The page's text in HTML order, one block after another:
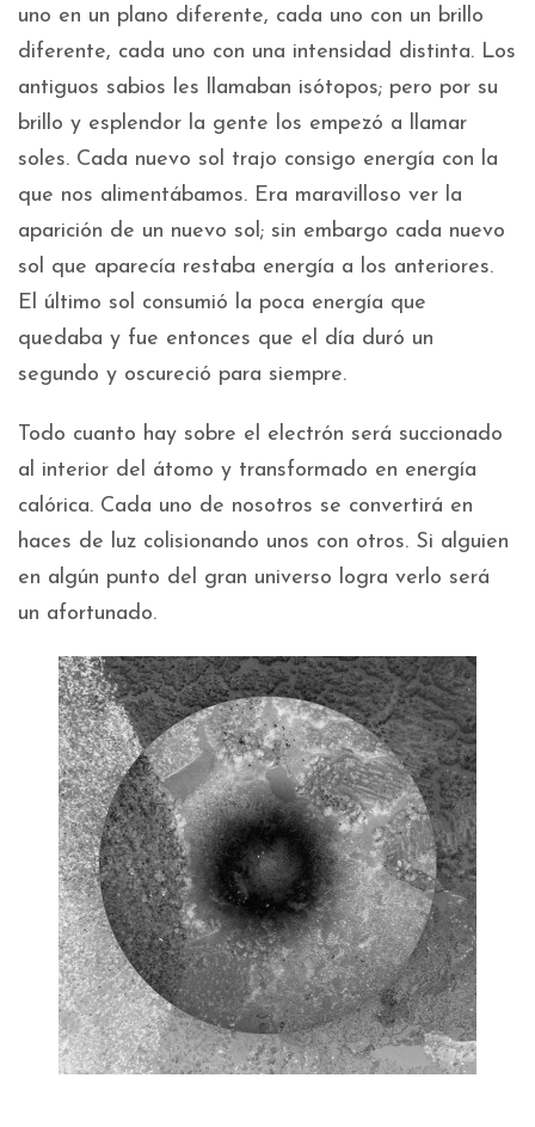
uno en un plano diferente, cada uno con un brillo
diferente, cada uno con una intensidad distinta. Los
antiguos sabios les llamaban isótopos; pero por su
brillo y esplendor la gente los empezó a llamar
soles. Cada nuevo sol trajo consigo energía con la
que nos alimentábamos. Era maravilloso ver la
aparición de un nuevo sol; sin embargo cada nuevo
sol que aparecía restaba energía a los anteriores.
El último sol consumió la poca energía que
quedaba y fue entonces que el día duró un
segundo y oscureció para siempre.
Todo cuanto hay sobre el electrón será succionado
al interior del átomo y transformado en energía
calórica. Cada uno de nosotros se convertirá en
haces de luz colisionando unos con otros. Si alguien
en algún punto del gran universo logra verlo será
un afortunado.